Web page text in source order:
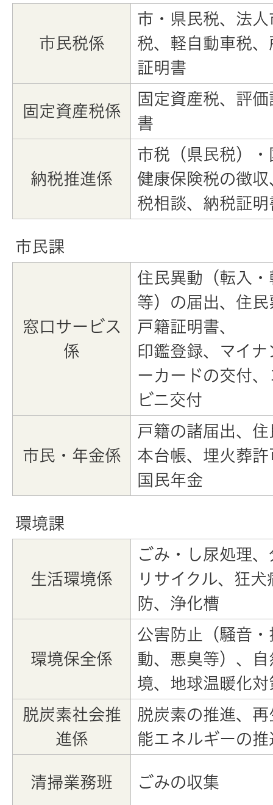
市民税係
市・県民税、法人
税、軽自動車税、
証明書
固定資産税係
固定資産税、評価
書
納税推進係
市税（県民税）・
健康保険税の徴収
税相談、納税証明
市民課
窓口サービス
係
住民異動（転入・
等）の届出、住民
戸籍証明書、
印鑑登録、マイナ
ーカードの交付、
ビニ交付
市民・年金係
戸籍の諸届出、住
本台帳、埋火葬許
国民年金
環境課
生活環境係
ごみ・し尿処理、
リサイクル、狂犬
防、浄化槽
環境保全係
公害防止（騒音・
動、悪臭等）、自
境、地球温暖化対
脱炭素社会推
進係
脱炭素の推進、再
能エネルギーの推
清掃業務班 ごみの収集